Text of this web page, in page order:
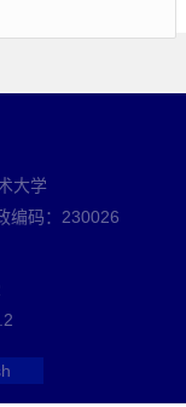
大学
编码：230026
.2